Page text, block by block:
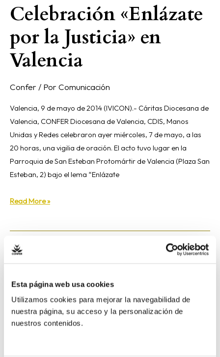
Esta página web usa cookies
Utilizamos cookies para mejorar la navegabilidad de
nuestra página, su acceso y la personalización de
nuestros contenidos.
Celebración «Enlázate
por la Justicia» en
Valencia
Confer / Por Comunicación
Valencia, 9 de mayo de 2014 (IVICON).- Cáritas Diocesana de
Valencia, CONFER Diocesana de Valencia, CDIS, Manos
Unidas y Redes celebraron ayer miércoles, 7 de mayo, a las
20 horas, una vigilia de oración. El acto tuvo lugar en la
Parroquia de San Esteban Protomártir de Valencia (Plaza San
Esteban, 2) bajo el lema “Enlázate
Read More »
Más
20
ciudades
celebraron
la